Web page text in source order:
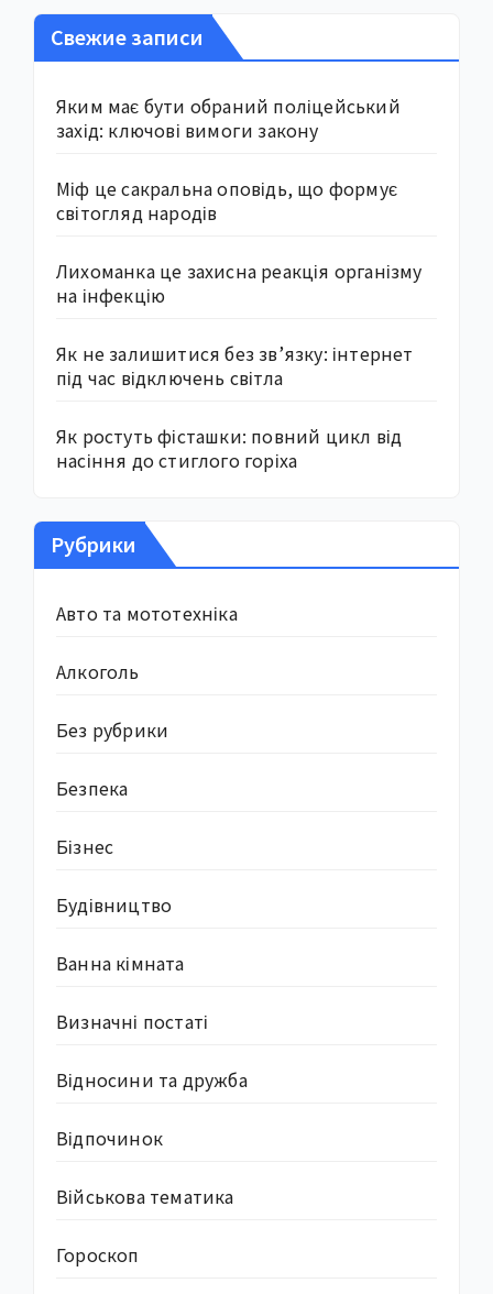
Свежие записи
Яким має бути обраний поліцейський
захід: ключові вимоги закону
Міф це сакральна оповідь, що формує
світогляд народів
Лихоманка це захисна реакція організму
на інфекцію
Як не залишитися без зв’язку: інтернет
під час відключень світла
Як ростуть фісташки: повний цикл від
насіння до стиглого горіха
Рубрики
Авто та мототехніка
Алкоголь
Без рубрики
Безпека
Бізнес
Будівництво
Ванна кімната
Визначні постаті
Відносини та дружба
Відпочинок
Військова тематика
Гороскоп